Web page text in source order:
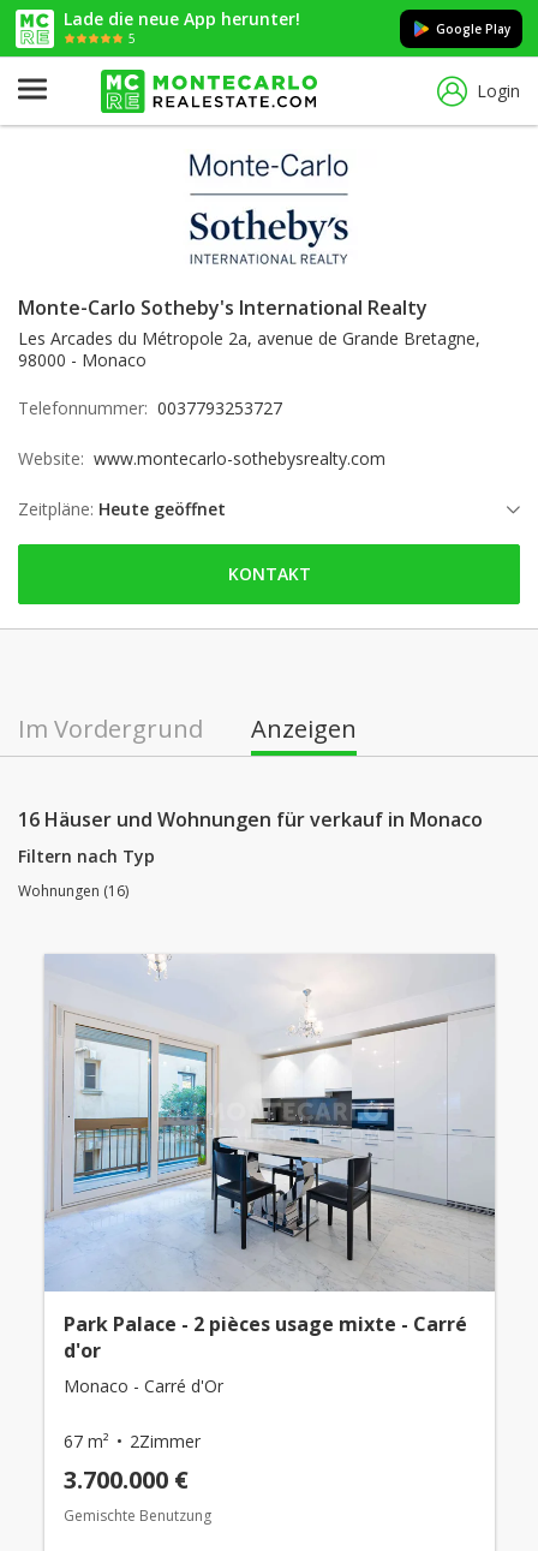
Lade die neue App herunter!
5
Google Play
Login
Monte-Carlo Sotheby's International Realty
Les Arcades du Métropole 2a, avenue de Grande Bretagne,
98000 - Monaco
Telefonnummer: 0037793253727
Website: www.montecarlo-sothebysrealty.com
Zeitpläne: Heute geöffnet
Freitag: offen
Samstag: geschlossen
Mittwoch: offen
Donnerstag: offen
KONTAKT
Im Vordergrund Anzeigen
16 Häuser und Wohnungen für verkauf in Monaco
Filtern nach Typ
Wohnungen (16)
Park Palace - 2 pièces usage mixte - Carré
d'or
Monaco - Carré d'Or
67 m² 2Zimmer
3.700.000 €
Gemischte Benutzung